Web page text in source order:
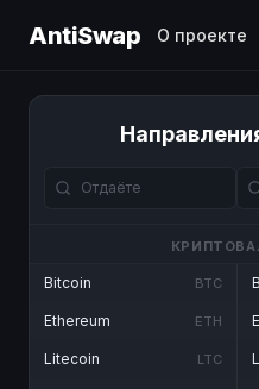
AntiSwap О проекте
Bitcoin BTC
Ethereum ETH
Litecoin LTC